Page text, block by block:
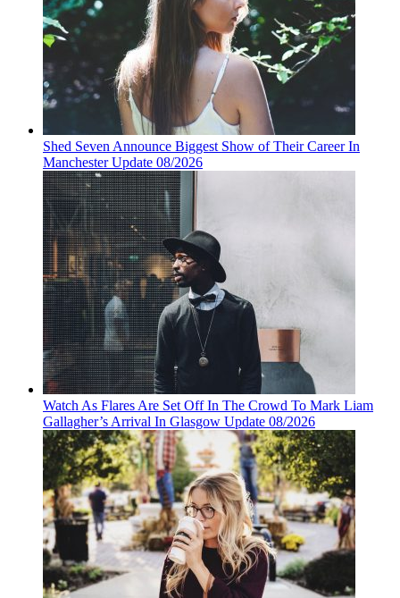
Shed Seven Announce Biggest Show of Their Career In
Manchester Update 08/2026
Watch As Flares Are Set Off In The Crowd To Mark Liam
Gallagher’s Arrival In Glasgow Update 08/2026